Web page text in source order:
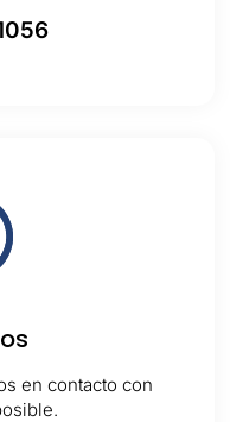
en contacto con